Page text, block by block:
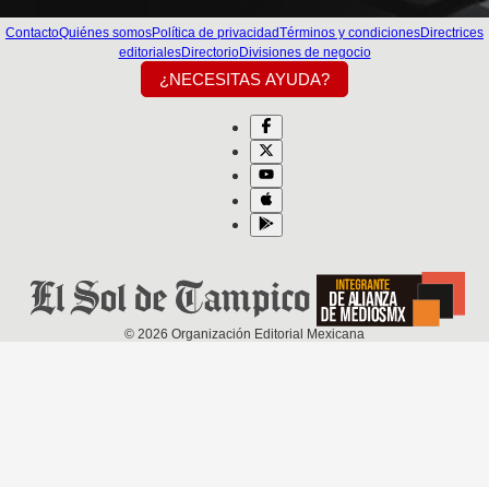
ContactoQuiénes somosPolítica de privacidadTérminos y condicionesDirectrices
editorialesDirectorioDivisiones de negocio
¿NECESITAS AYUDA?
© 2026 Organización Editorial Mexicana